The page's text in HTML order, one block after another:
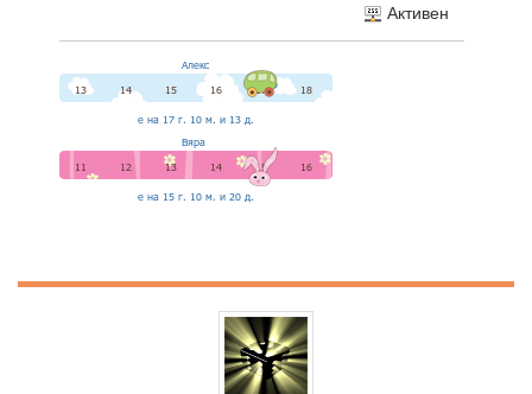
Активен